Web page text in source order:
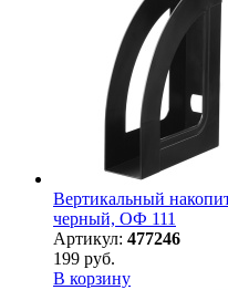
Вертикальный
черный, ОФ 111
Артикул: 477246
199 руб.
В корзину